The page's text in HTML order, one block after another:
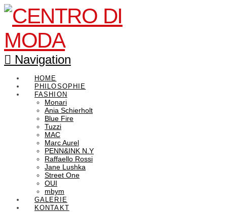
Navigation
HOME
PHILOSOPHIE
FASHION
Monari
Ania Schierholt
Blue Fire
Tuzzi
MAC
Marc Aurel
PENN&INK N.Y
Raffaello Rossi
Jane Lushka
Street One
OUI
mbym
GALERIE
KONTAKT